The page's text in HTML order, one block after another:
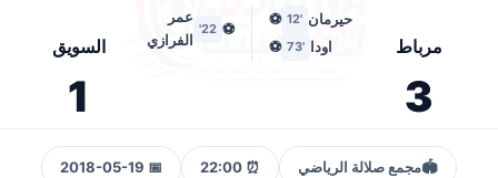
مرباط
3
حيرمان '12
⚽
اودا '73
⚽
⚽
22'
عمر
الفرازي
السويق
1
🏟️مجمع صلالة الرياضي ⏰ 22:00
📅 2018-05-19